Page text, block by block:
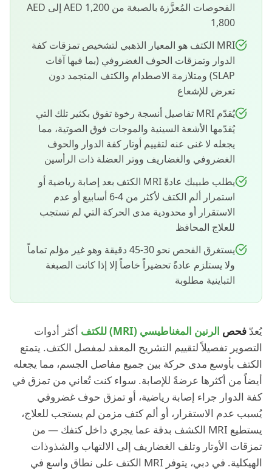
الفحوصات المُعزَّزة بالصبغة من AED 1,200 إلى AED
1,800
MRI الكتف هو المعيار الذهبي لتشخيص تمزقات كفة
الدوار وتمزقات الحوف الغضروفي (بما فيها آفات
SLAP) ومتلازمة الاصطدام والكتف المتجمد دون
تعرض للإشعاع
يُقدّم MRI تفاصيل أنسجة رخوة تفوق بكثير تلك التي
يُقدّمها الأشعة السينية والموجات فوق الصوتية، مما
يجعله لا غنى عنه لتقييم أوتار كفة الدوار والحوف
الغضروفي والغضاريف ووتر العضلة ذات الرأسين
يطلب طبيبك عادةً MRI الكتف بعد إصابة رياضية أو
استمرار ألم الكتف لأكثر من 4-6 أسابيع أو عدم
الاستقرار أو محدودية مدى الحركة التي لم تستجب
للعلاج المحافظ
يستغرق الفحص نحو 30-45 دقيقة وهو غير مؤلم تماماً
ولا يستلزم عادةً تحضيراً خاصاً إلا إذا كانت الصبغة
التباينية مطلوبة
يُعدّفحص الرنين المغناطيسي (MRI) للكتف
أكثر أدوات
التصوير تفصيلاً لتقييم التشريح المعقد لمفصل الكتف. يتمتع
الكتف بأوسع مدى حركة بين جميع مفاصل الجسم، مما يجعله
أيضاً من أكثرها عرضةً للإصابة. سواء كنت تُعاني من تمزق في
كفة الدوار جراء إصابة رياضية، أو تمزق حوف غضروفي
يُسبب عدم الاستقرار، أو ألم كتف مزمن لم يستجب للعلاج،
يستطيع MRI الكشف بدقة عما يجري داخل كتفك — من
تمزقات الأوتار وتلف الغضاريف إلى الالتهاب والشذوذات
الهيكلية. في دبي، يتوفر MRI الكتف على نطاق واسع في